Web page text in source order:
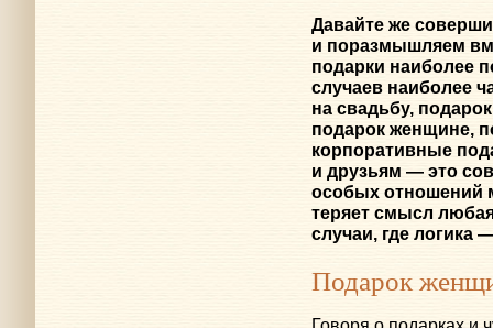
Давайте же
и поразмышляем
подарки наиболее
случаев наиболее
на свадьбу,
подарок женщине,
корпоративные
и друзьям — это
особых отношений
теряет смысл
случаи, где логика
Подарок